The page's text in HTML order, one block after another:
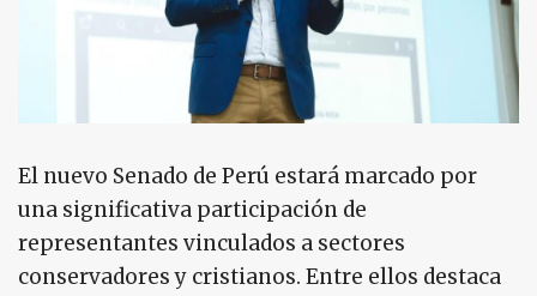
El nuevo Senado de Perú estará marcado por
una significativa participación de
representantes vinculados a sectores
conservadores y cristianos. Entre ellos destaca